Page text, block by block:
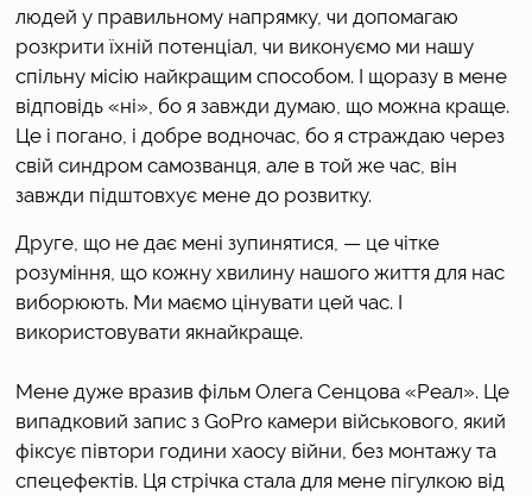
людей у правильному напрямку, чи допомагаю
розкрити їхній потенціал, чи виконуємо ми нашу
спільну місію найкращим способом. І щоразу в мене
відповідь «ні», бо я завжди думаю, що можна краще.
Це і погано, і добре водночас, бо я страждаю через
свій синдром самозванця, але в той же час, він
завжди підштовхує мене до розвитку.
Друге, що не дає мені зупинятися, — це чітке
розуміння, що кожну хвилину нашого життя для нас
виборюють. Ми маємо цінувати цей час. І
використовувати якнайкраще.
Мене дуже вразив фільм Олега Сенцова «Реал». Це
випадковий запис з GoPro камери військового, який
фіксує півтори години хаосу війни, без монтажу та
спецефектів. Ця стрічка стала для мене пігулкою від